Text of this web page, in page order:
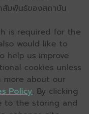
สัมพันธ์ของสถาบัน
is required for the
would like to
help us improve
cookies unless
more about our
Policy. By clicking
to the storing and